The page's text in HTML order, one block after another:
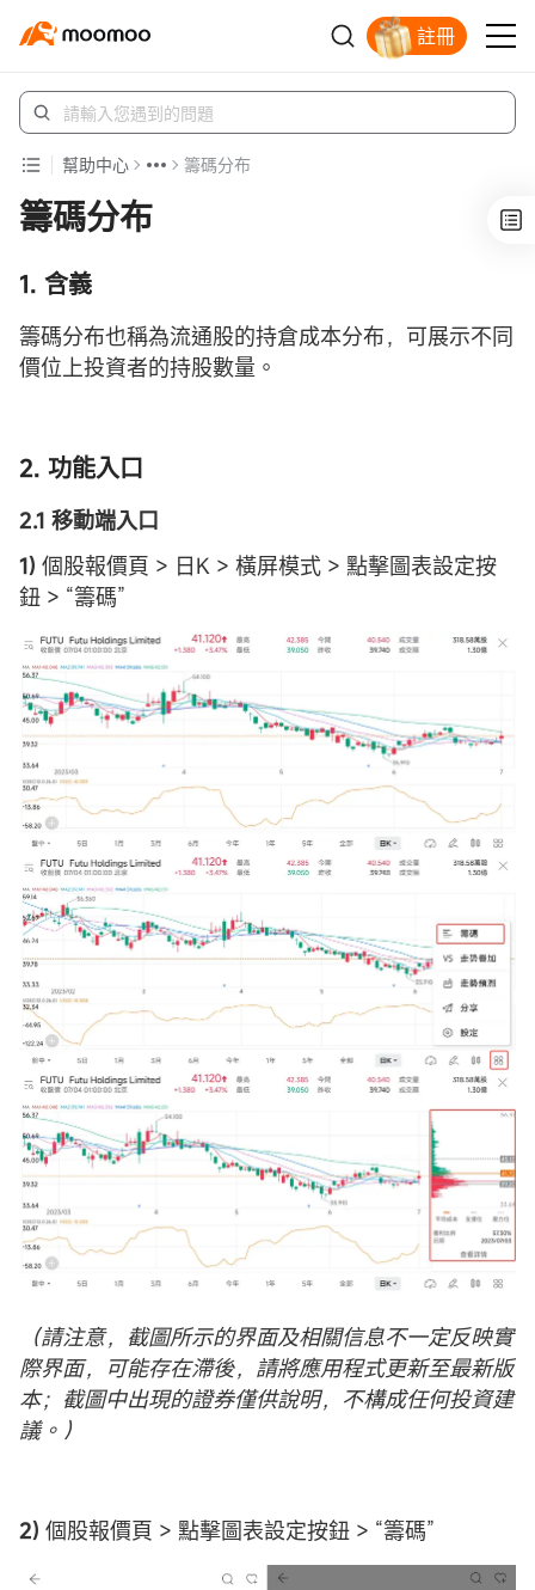
註冊
幫助中心 籌碼分布
籌碼分布
1. 含義
籌碼分布也稱為流通股的持倉成本分布，可展示不同
價位上投資者的持股數量。
2. 功能入口
2.1 移動端入口
1) 個股報價頁 > 日K > 橫屏模式 > 點擊圖表設定按
鈕 > “籌碼”
（請注意，截圖所示的界面及相關信息不一定反映實
際界面，可能存在滯後，請將應用程式更新至最新版
本；截圖中出現的證券僅供說明，不構成任何投資建
議。）
2) 個股報價頁 > 點擊圖表設定按鈕 > “籌碼”